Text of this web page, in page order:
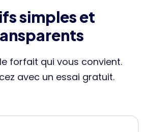
simples et
forfait qui vous convient.
avec un essai gratuit.